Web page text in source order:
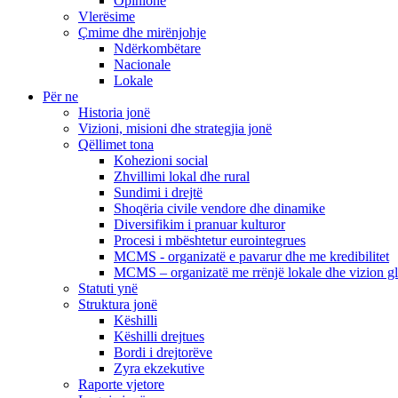
Vlerësime
Çmime dhe mirënjohje
Ndërkombëtare
Nacionale
Lokale
Për ne
Historia jonë
Vizioni, misioni dhe strategjia jonë
Qëllimet tona
Kohezioni social
Zhvillimi lokal dhe rural
Sundimi i drejtë
Shoqëria civile vendore dhe dinamike
Diversifikim i pranuar kulturor
Procesi i mbështetur eurointegrues
MCMS - organizatë e pavarur dhe me kredibilitet
MCMS – organizatë me rrënjë lokale dhe vizion
Statuti ynë
Struktura jonë
Këshilli
Këshilli drejtues
Bordi i drejtorëve
Zyra ekzekutive
Raporte vjetore